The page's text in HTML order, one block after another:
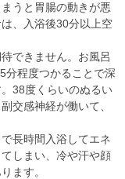
うと胃腸の動きが悪
、入浴後30分以上空
できません。お風呂
分程度つかることで深
38度くらいのぬるい
交感神経が働いて、
長時間入浴してエネ
しまい、冷や汗や顔
ます。